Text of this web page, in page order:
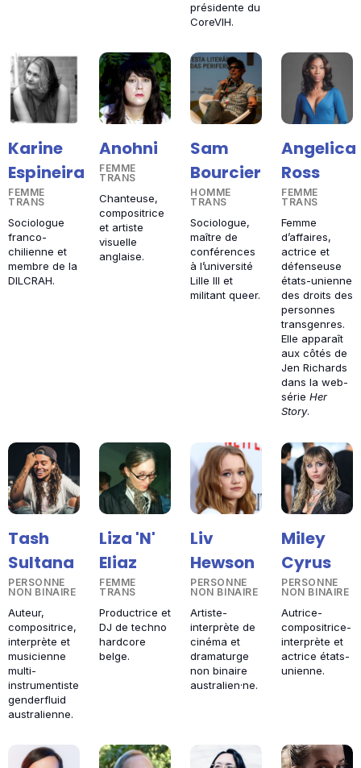
présidente du
CoreVIH.
Karine
Espineira
FEMME
TRANS
Sociologue
franco-
chilienne et
membre de la
DILCRAH.
Anohni
FEMME
TRANS
Chanteuse,
compositrice
et artiste
visuelle
anglaise.
Sam
Bourcier
HOMME
TRANS
Sociologue,
maître de
conférences
à l’université
Lille III et
militant queer.
Angelica
Ross
FEMME
TRANS
Femme
d’affaires,
actrice et
défenseuse
états-unienne
des droits des
personnes
transgenres.
Elle apparaît
aux côtés de
Jen Richards
dans la web-
série Her
Story.
Tash
Sultana
PERSONNE
NON BINAIRE
Auteur,
compositrice,
interprète et
musicienne
multi-
instrumentiste
genderfluid
australienne.
Liza 'N'
Eliaz
FEMME
TRANS
Productrice et
DJ de techno
hardcore
belge.
Liv
Hewson
PERSONNE
NON BINAIRE
Artiste-
interprète de
cinéma et
dramaturge
non binaire
australien·ne.
Miley
Cyrus
PERSONNE
NON BINAIRE
Autrice-
compositrice-
interprète et
actrice états-
unienne.